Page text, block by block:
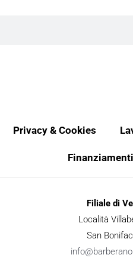
Privacy & Cookies
Filiale di
Località
San